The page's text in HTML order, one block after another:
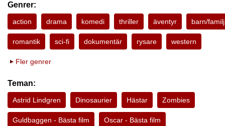
Genrer:
action drama komedi thriller äventyr barn/familj
romantik sci-fi dokumentär rysare western
Fler genrer
Teman:
Astrid Lindgren Dinosaurier Hästar Zombies
Guldbaggen - Bästa film Oscar - Bästa film